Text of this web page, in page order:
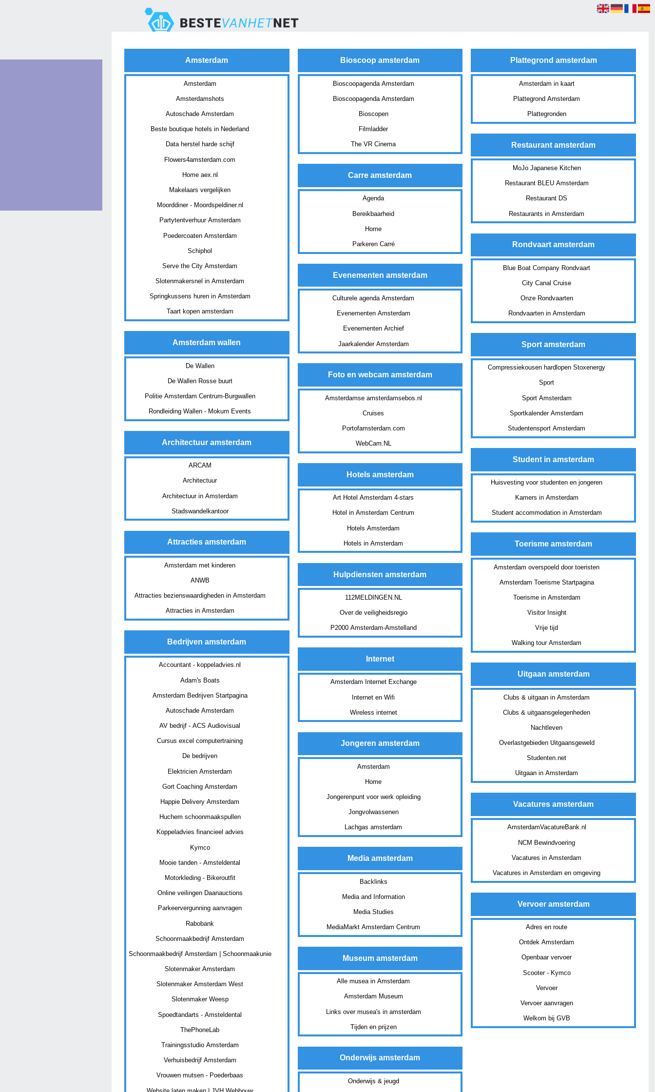
Amsterdam
Amsterdam
Amsterdamshots
Autoschade Amsterdam
Beste boutique hotels in Nederland
Data herstel harde schijf
Flowers4amsterdam.com
Home aex.nl
Makelaars vergelijken
Moorddiner - Moordspeldiner.nl
Partytentverhuur Amsterdam
Poedercoaten Amsterdam
Schiphol
Serve the City Amsterdam
Slotenmakersnel in Amsterdam
Springkussens huren in Amsterdam
Taart kopen amsterdam
Amsterdam wallen
De Wallen
De Wallen Rosse buurt
Politie Amsterdam Centrum-Burgwallen
Rondleiding Wallen - Mokum Events
Architectuur amsterdam
ARCAM
Architectuur
Architectuur in Amsterdam
Stadswandelkantoor
Attracties amsterdam
Amsterdam met kinderen
ANWB
Attracties bezienswaardigheden in Amsterdam
Attracties in Amsterdam
Bedrijven amsterdam
Accountant - koppeladvies.nl
Adam's Boats
Amsterdam Bedrijven Startpagina
Autoschade Amsterdam
AV bedrijf - ACS Audiovisual
Cursus excel computertraining
De bedrijven
Elektricien Amsterdam
Gort Coaching Amsterdam
Happie Delivery Amsterdam
Huchem schoonmaakspullen
Koppeladvies financieel advies
Kymco
Mooie tanden - Amsteldental
Motorkleding - Bikeroutfit
Online veilingen Daanauctions
Parkeervergunning aanvragen
Rabobank
Schoonmaakbedrijf Amsterdam
Schoonmaakbedrijf Amsterdam | Schoonmaakunie
Slotenmaker Amsterdam
Slotenmaker Amsterdam West
Slotenmaker Weesp
Spoedtandarts - Amsteldental
ThePhoneLab
Trainingsstudio Amsterdam
Verhuisbedrijf Amsterdam
Vrouwen mutsen - Poederbaas
Bioscoop amsterdam
Bioscoopagenda Amsterdam
Bioscoopagenda Amsterdam
Bioscopen
Filmladder
The VR Cinema
Carre amsterdam
Agenda
Bereikbaarheid
Home
Parkeren Carré
Evenementen amsterdam
Culturele agenda Amsterdam
Evenementen Amsterdam
Evenementen Archief
Jaarkalender Amsterdam
Foto en webcam amsterdam
Amsterdamse amsterdamsebos.nl
Cruises
Portofamsterdam.com
WebCam.NL
Hotels amsterdam
Art Hotel Amsterdam 4-stars
Hotel in Amsterdam Centrum
Hotels Amsterdam
Hotels in Amsterdam
Hulpdiensten amsterdam
112MELDINGEN.NL
Over de veiligheidsregio
P2000 Amsterdam-Amstelland
Internet
Amsterdam Internet Exchange
Internet en Wifi
Wireless internet
Jongeren amsterdam
Amsterdam
Home
Jongerenpunt voor werk opleiding
Jongvolwassenen
Lachgas amsterdam
Media amsterdam
Backlinks
Media and Information
Media Studies
MediaMarkt Amsterdam Centrum
Museum amsterdam
Alle musea in Amsterdam
Amsterdam Museum
Links over musea's in amsterdam
Tijden en prijzen
Onderwijs amsterdam
Onderwijs & jeugd
Plattegrond amsterdam
Amsterdam in kaart
Plattegrond Amsterdam
Plattegronden
Restaurant amsterdam
MoJo Japanese Kitchen
Restaurant BLEU Amsterdam
Restaurant DS
Restaurants in Amsterdam
Rondvaart amsterdam
Blue Boat Company Rondvaart
City Canal Cruise
Onze Rondvaarten
Rondvaarten in Amsterdam
Sport amsterdam
Compressiekousen hardlopen Stoxenergy
Sport
Sport Amsterdam
Sportkalender Amsterdam
Studentensport Amsterdam
Student in amsterdam
Huisvesting voor studenten en jongeren
Kamers in Amsterdam
Student accommodation in Amsterdam
Toerisme amsterdam
Amsterdam overspoeld door toeristen
Amsterdam Toerisme Startpagina
Toerisme in Amsterdam
Visitor Insight
Vrije tijd
Walking tour Amsterdam
Uitgaan amsterdam
Clubs & uitgaan in Amsterdam
Clubs & uitgaansgelegenheden
Nachtleven
Overlastgebieden Uitgaansgeweld
Studenten.net
Uitgaan in Amsterdam
Vacatures amsterdam
AmsterdamVacatureBank.nl
NCM Bewindvoering
Vacatures in Amsterdam
Vacatures in Amsterdam en omgeving
Vervoer amsterdam
Adres en route
Ontdek Amsterdam
Openbaar vervoer
Scooter - Kymco
Vervoer
Vervoer aanvragen
Welkom bij GVB